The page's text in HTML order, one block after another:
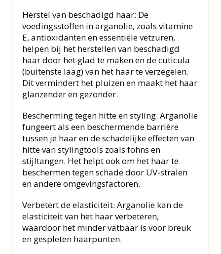
Herstel van beschadigd haar: De
voedingsstoffen in arganolie, zoals vitamine
E, antioxidanten en essentiële vetzuren,
helpen bij het herstellen van beschadigd
haar door het glad te maken en de cuticula
(buitenste laag) van het haar te verzegelen.
Dit vermindert het pluizen en maakt het haar
glanzender en gezonder.
Bescherming tegen hitte en styling: Arganolie
fungeert als een beschermende barrière
tussen je haar en de schadelijke effecten van
hitte van stylingtools zoals föhns en
stijltangen. Het helpt ook om het haar te
beschermen tegen schade door UV-stralen
en andere omgevingsfactoren.
Verbetert de elasticiteit: Arganolie kan de
elasticiteit van het haar verbeteren,
waardoor het minder vatbaar is voor breuk
en gespleten haarpunten.